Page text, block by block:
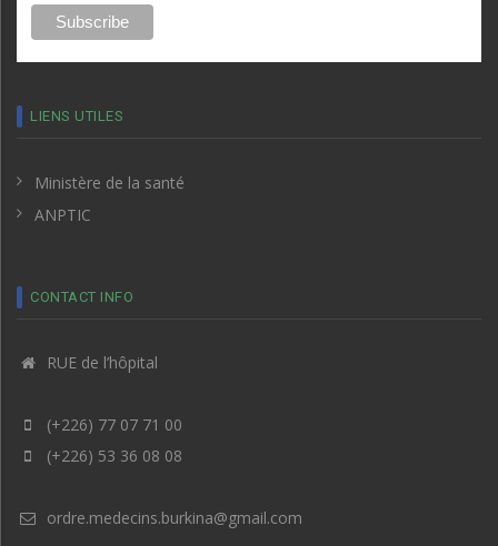
LIENS UTILES
Ministère de la santé
ANPTIC
CONTACT INFO
RUE de l’hôpital
(+226) 77 07 71 00
(+226) 53 36 08 08
ordre.medecins.burkina@gmail.com